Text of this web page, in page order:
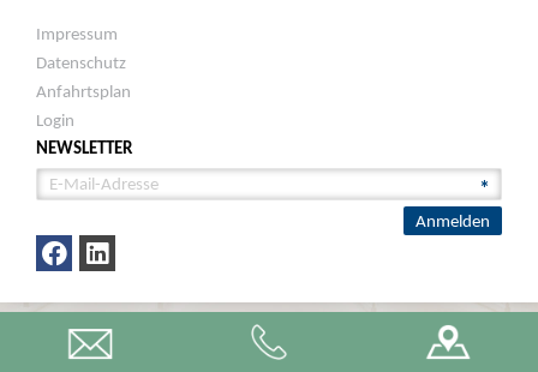
Impressum
Datenschutz
Anfahrtsplan
Login
NEWSLETTER